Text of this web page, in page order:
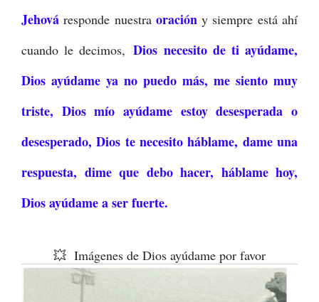
Jehová responde nuestra oración y siempre está ahí
cuando le decimos, Dios necesito de ti ayúdame,
Dios ayúdame ya no puedo más, me siento muy
triste, Dios mío ayúdame estoy desesperada o
desesperado, Dios te necesito háblame, dame una
respuesta, dime que debo hacer, háblame hoy,
Dios ayúdame a ser fuerte.
💥 Imágenes de Dios ayúdame por favor